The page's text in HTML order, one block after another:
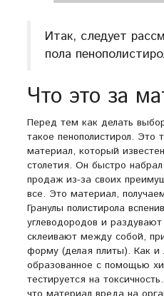
Итак, следует
пола
Что это за
Перед тем как делать
такое пенополистирол. Это
материал, который
столетия. Он быстро
продаж из-за своих
все. Это материал,
Гранулы полистирола
углеводородов и
склеивают между собой,
форму (делая плиты). Как и
образованное с помощью
тестируется на